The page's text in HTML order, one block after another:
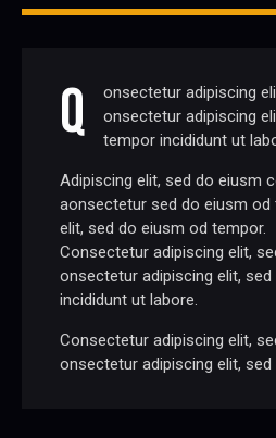
Q
onsectetur adipiscing
onsectetur adipiscing
tempor incididunt ut
Adipiscing elit, sed do eiusm
aonsectetur sed do eiusm od
elit, sed do eiusm od tempor.
Consectetur adipiscing elit,
onsectetur adipiscing elit,
incididunt ut labore.
Consectetur adipiscing elit,
onsectetur adipiscing elit,